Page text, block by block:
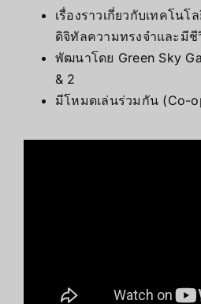
เรื่องราวเกี่ยวกับเทคโน
ดิจิทัลความทรงจำและมีชี
พัฒนาโดย Green Sky
& 2
มีโหมดเล่นร่วมกัน (Co-